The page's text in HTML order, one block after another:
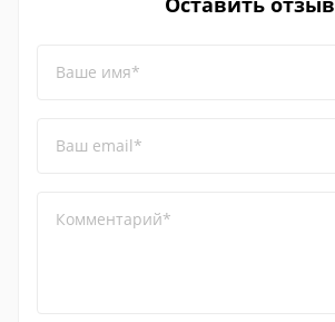
Ваше имя*
Ваш email*
Комментарий*